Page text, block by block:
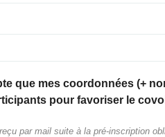
que mes coordonnées (+
pour favoriser le
par mail suite à la pré-inscription